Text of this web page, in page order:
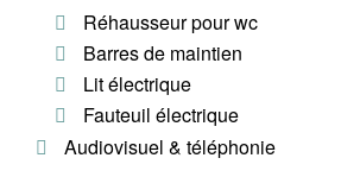
Réhausseur pour wc
Barres de maintien
Lit électrique
Fauteuil électrique
Audiovisuel & téléphonie